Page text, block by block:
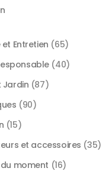
Entretien (65)
(40)
Jardin (87)
(90)
(15)
et accessoires (35)
moment (16)